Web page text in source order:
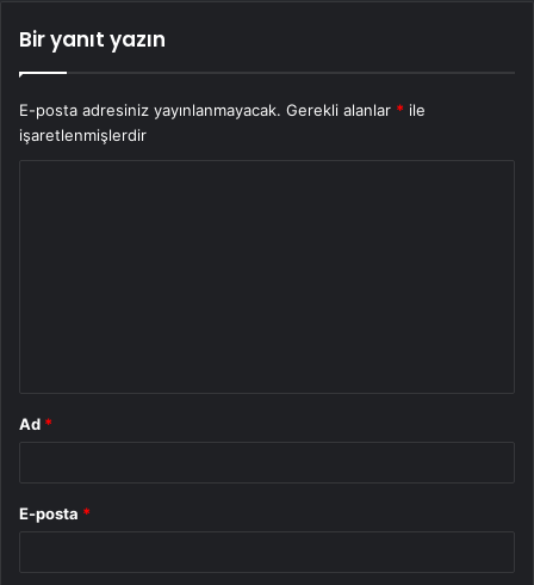
Bir yanıt yazın
E-posta adresiniz yayınlanmayacak. Gerekli alanlar * ile
işaretlenmişlerdir
Ad *
E-posta *